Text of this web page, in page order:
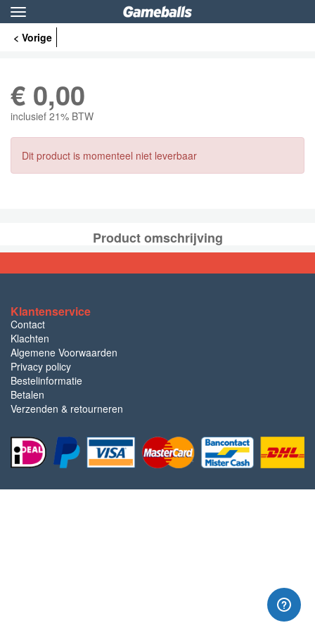
Toggle
navigation
< Vorige
€ 0,00
inclusief 21% BTW
Dit product is momenteel niet leverbaar
Product omschrijving
Klantenservice
Contact
Klachten
Algemene Voorwaarden
Privacy policy
Bestelinformatie
Betalen
Verzenden & retourneren